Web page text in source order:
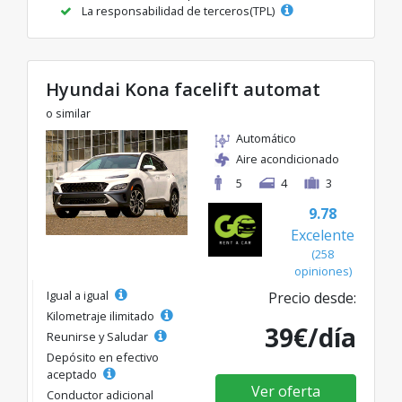
La responsabilidad de terceros(TPL)
Hyundai Kona facelift automat
o similar
Automático
Aire acondicionado
5
4 3
9.78
Excelente
(258
opiniones)
Igual a igual
Kilometraje ilimitado
Reunirse y Saludar
Depósito en efectivo
aceptado
Conductor adicional
Precio desde:
39€/día
Ver oferta